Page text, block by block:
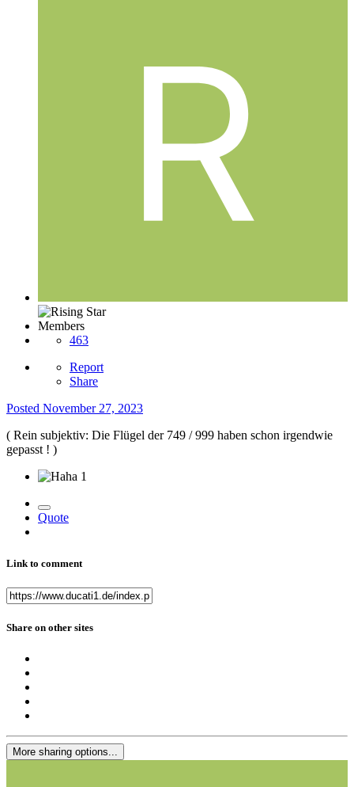
Members
463
Report
Share
Posted November 27, 2023
( Rein subjektiv: Die Flügel der 749 / 999 haben schon irgendwie
gepasst ! )
1
Quote
Link to comment
Share on other sites
More sharing options...